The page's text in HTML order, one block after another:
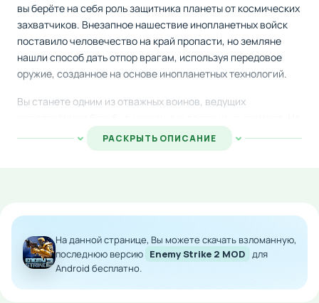
вы берёте на себя роль защитника планеты от космических
захватчиков. Внезапное нашествие инопланетных войск
поставило человечество на край пропасти, но земляне
нашли способ дать отпор врагам, используя передовое
оружие, созданное на основе инопланетных технологий.
Вы станете одним из отважных воинов, ведущих
протяжении множества боевых операций предстоит
выполнять стратегические задачи, постепенно
Бесконечный запас денежных средств для
покупок
Свободное улучшение всего вооружения без
ограничений
РАСКРЫТЬ ОПИСАНИЕ
На данной странице, Вы можете скачать взломанную,
последнюю версию Enemy Strike 2 MOD для
Android бесплатно.